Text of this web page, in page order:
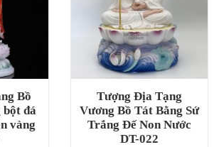
Bồ
bột đá
vàng
Tượng Địa Tạng
Vương Bồ Tát Bằng Sứ
Trắng Đế Non Nước
DT-022